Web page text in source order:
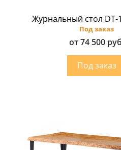
Журнальный стол DT-
Под заказ
от 74 500